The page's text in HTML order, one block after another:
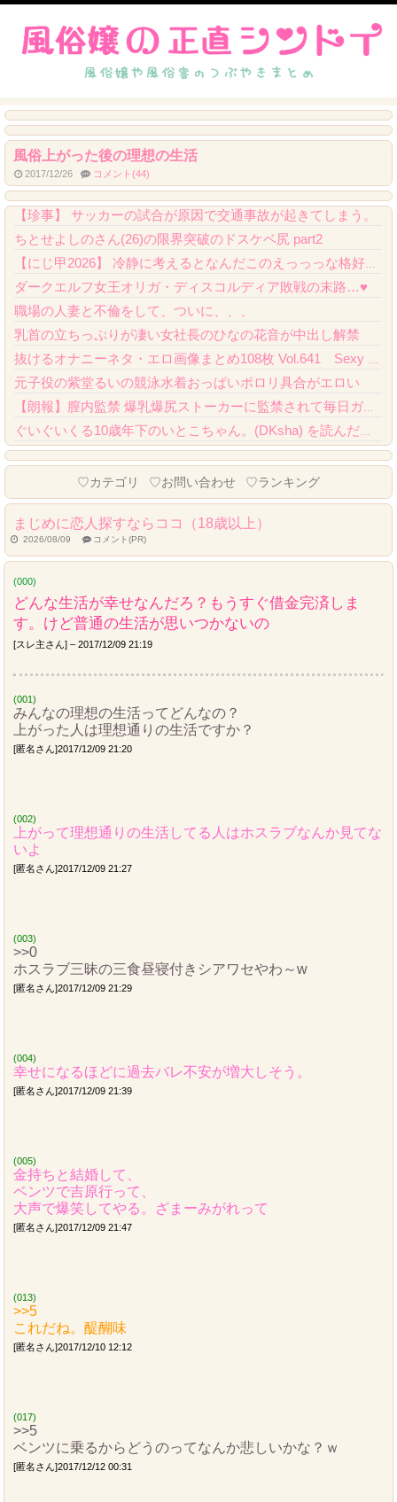
風俗上がった後の理想の生活
2017/12/26 コメント(44)
【朗報】 フロム新作Duskbloods、ネットワークテストキタ━━━━(゜∀゜)━...
【珍事】 サッカーの試合が原因で交通事故が起きてしまう。
ちとせよしのさん(26)の限界突破のドスケベ尻 part2
【にじ甲2026】 冷静に考えるとなんだこのえっっっな格好は…？
ダークエルフ女王オリガ・ディスコルディア敗戦の末路…♥️
職場の人妻と不倫をして、ついに、、、
乳首の立ちっぷりが凄い女社長のひなの花音が中出し解禁
抜けるオナニーネタ・エロ画像まとめ108枚 Vol.641 Sexy Gravure...
元子役の紫堂るいの競泳水着おっぱいポロリ具合がエロい
【朗報】膣内監禁 爆乳爆尻ストーカーに監禁されて毎日ガチ絶頂生ハメ強要、クオリティが...
ぐいぐいくる10歳年下のいとこちゃん。(DKsha) を読んだんだが……これはやばい...
Powered by livedoor 相互RSS
♡カテゴリ ♡お問い合わせ ♡ランキング
まじめに恋人探すならココ（18歳以上）
2026/08/09 コメント(PR)
(000)
どんな生活が幸せなんだろ？もうすぐ借金完済しま
す。けど普通の生活が思いつかないの
[スレ主さん] – 2017/12/09 21:19
(001)
みんなの理想の生活ってどんなの？
上がった人は理想通りの生活ですか？
[匿名さん]2017/12/09 21:20
(002)
上がって理想通りの生活してる人はホスラブなんか見てな
いよ
[匿名さん]2017/12/09 21:27
(003)
>>0
ホスラブ三昧の三食昼寝付きシアワセやわ～w
[匿名さん]2017/12/09 21:29
(004)
幸せになるほどに過去バレ不安が増大しそう。
[匿名さん]2017/12/09 21:39
(005)
金持ちと結婚して、
ベンツで吉原行って、
大声で爆笑してやる。ざまーみがれって
[匿名さん]2017/12/09 21:47
(013)
>>5
これだね。醍醐味
[匿名さん]2017/12/10 12:12
(017)
>>5
ベンツに乗るからどうのってなんか悲しいかな？ｗ
[匿名さん]2017/12/12 00:31